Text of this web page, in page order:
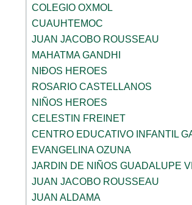
COLEGIO OXMOL
CUAUHTEMOC
JUAN JACOBO ROUSSEAU
MAHATMA GANDHI
NIÐOS HEROES
ROSARIO CASTELLANOS
NIÑOS HEROES
CELESTIN FREINET
CENTRO EDUCATIVO INFANTIL
EVANGELINA OZUNA
JARDIN DE NIÑOS GUADALUPE
JUAN JACOBO ROUSSEAU
JUAN ALDAMA